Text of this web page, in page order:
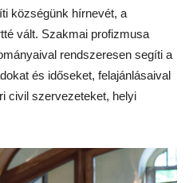
községünk hírnevét, a
vált. Szakmai profizmusa
rendszeresen segíti a
és időseket, felajánlásaival
civil szervezeteket, helyi